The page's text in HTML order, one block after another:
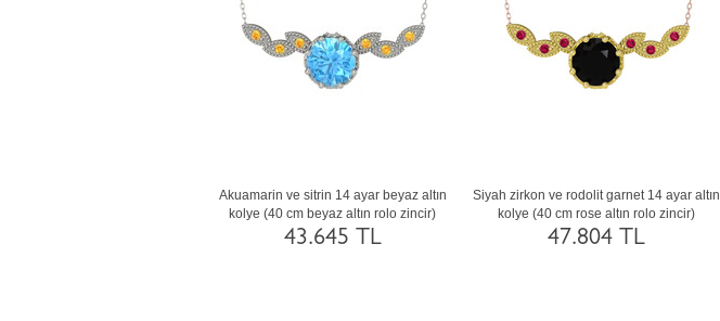
Akuamarin ve sitrin 8 ayar altın kolye (40
cm beyaz altın rolo zincir)
30.747 TL
Rodolit garnet ve yeşil kuvars 8 ayar rose
altın kolye (40 cm beyaz altın rolo zincir)
26.499 TL